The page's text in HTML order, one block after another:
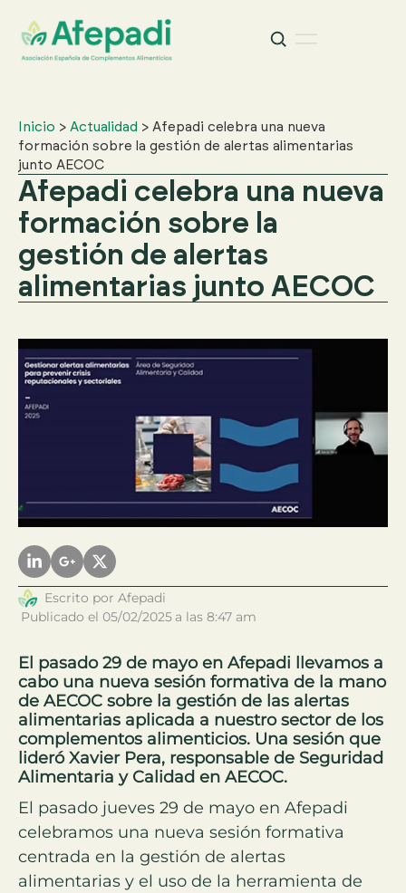
Buscar
Inicio > Actualidad > Afepadi celebra una nueva
formación sobre la gestión de alertas alimentarias
junto AECOC
Afepadi celebra una nueva
formación sobre la
gestión de alertas
alimentarias junto AECOC
Escrito por Afepadi
Publicado el 05/02/2025 a las 8:47 am
El pasado 29 de mayo en Afepadi llevamos a
cabo una nueva sesión formativa de la mano
de AECOC sobre la gestión de las alertas
alimentarias aplicada a nuestro sector de los
complementos alimenticios. Una sesión que
lideró Xavier Pera, responsable de Seguridad
Alimentaria y Calidad en AECOC.
El pasado jueves 29 de mayo en Afepadi
celebramos una nueva sesión formativa
centrada en la gestión de alertas
alimentarias y el uso de la herramienta de